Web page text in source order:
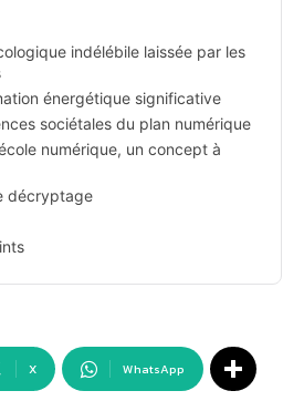
indélébile laissée par les
énergétique significative
sociétales du plan numérique
numérique, un concept à
décryptage
X WhatsApp